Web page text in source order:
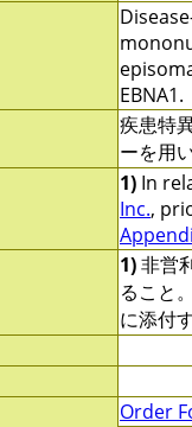
EBNA1.
疾患特
ーを用
1) In
Inc.,
1)非営
ること
に添付
Order